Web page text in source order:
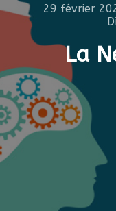
29 février
La